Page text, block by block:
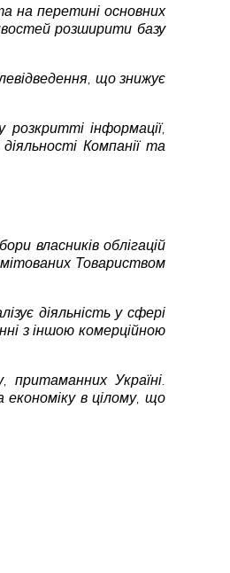
на перетині основних
розширити базу
що знижує
інформації,
Компанії та
власників облігацій
Товариством
діяльність у сфері
з іншою комерційною
притаманних Україні.
економіку в цілому, що